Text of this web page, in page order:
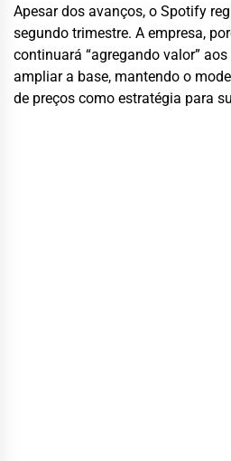
Apesar dos avanços, o Spotify
segundo trimestre. A empresa,
continuará “agregando valor”
ampliar a base, mantendo o
de preços como estratégia para